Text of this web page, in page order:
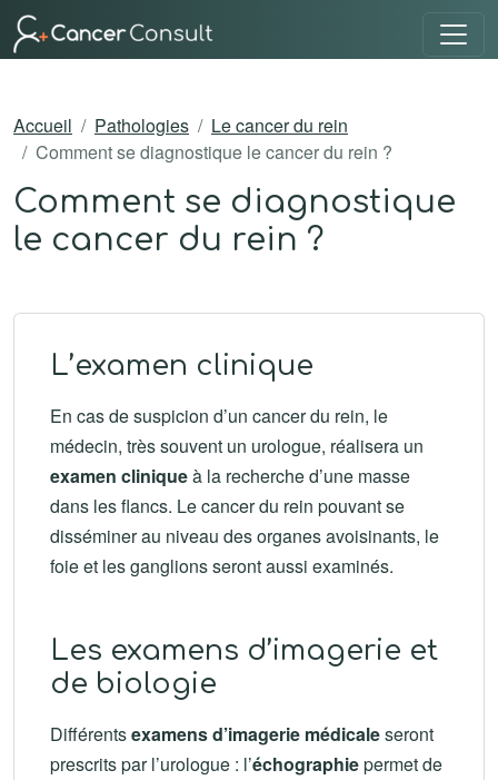
Accueil Pathologies
Le cancer du rein
Comment se diagnostique le cancer du rein ?
Comment se diagnostique
le cancer du rein ?
L’examen clinique
En cas de suspicion d’un cancer du rein, le
médecin, très souvent un urologue, réalisera un
examen cliniqueà la recherche d’une masse
dans les flancs. Le cancer du rein pouvant se
disséminer au niveau des organes avoisinants, le
foie et les ganglions seront aussi examinés.
Les examens d’imagerie et
de biologie
Différentsexamens d’imagerie médicaleseront
prescrits par l’urologue : l’échographiepermet de